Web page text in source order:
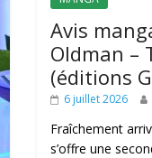
Avis
Oldman –
(éditions
6 juillet 2026
Fraîchement
s’offre une